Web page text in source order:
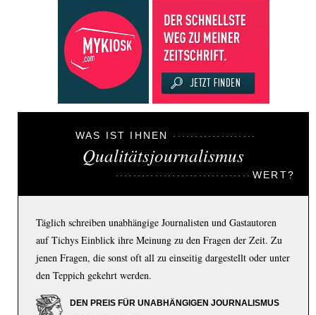
WAS IST IHNEN
Qualitätsjournalismus
WERT?
Täglich schreiben unabhängige Journalisten und Gastautoren
auf Tichys Einblick ihre Meinung zu den Fragen der Zeit. Zu
jenen Fragen, die sonst oft all zu einseitig dargestellt oder unter
den Teppich gekehrt werden.
DEN PREIS FÜR UNABHÄNGIGEN JOURNALISMUS